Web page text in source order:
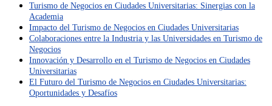
Turismo de Negocios en Ciudades Universitarias: Sinergias con la
Academia
Impacto del Turismo de Negocios en Ciudades Universitarias
Colaboraciones entre la Industria y las Universidades en Turismo de
Negocios
Innovación y Desarrollo en el Turismo de Negocios en Ciudades
Universitarias
El Futuro del Turismo de Negocios en Ciudades Universitarias:
Oportunidades y Desafíos